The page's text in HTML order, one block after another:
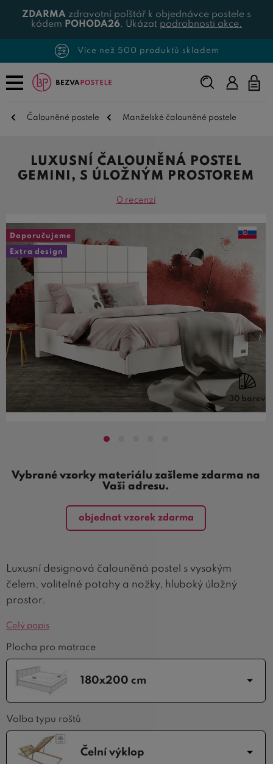
ZDARMA zdravotní polštář k objednávce postele s
kódem POHODA26. Ukázat podrobnosti akce.
než 500 produktů skladem
Napište,
co
Čalouněné postele Manželské čalouněné postele
LUXUSNÍ ČALOUNĚNÁ POSTEL
GEMINI, S ÚLOŽNÝM PROSTOREM
0 recenzí
Luxusní designová čalouněná postel s vysokým
čelem, volitelné potahy a nožky, hluboký úložný
prostor.
Celý popis
Plocha pro matrace
180x200 cm
Volba typu roštů
Čelní výklop
Doporučujeme
Extra design
30 barev
Vybrané vzorky materiálu zašleme zdarma na
Vaši adresu.
objednat vzorek zdarma